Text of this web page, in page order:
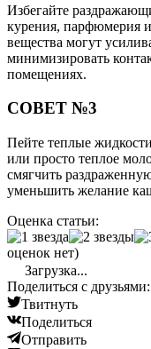
Избегайте
курения, парфюмерия
вещества могут
минимизировать
помещениях.
СОВЕТ №3
Пейте теплые
или просто теплое
смягчить
уменьшить желание
Оценка статьи:
оценок нет)
Загрузка...
Поделиться с друзьями:
Твитнуть
Поделиться
Отправить